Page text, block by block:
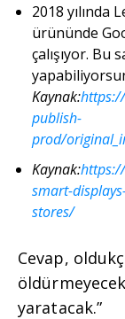
2018 yılında
ürününde
çalışıyor. Bu
Kaynak:
publish-
prod/
Kaynak:
smart-
stores/
Cevap,
yaratacak.”